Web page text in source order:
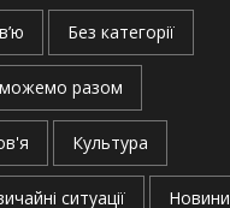
Без категорії
разом
Культура
ситуації Новини